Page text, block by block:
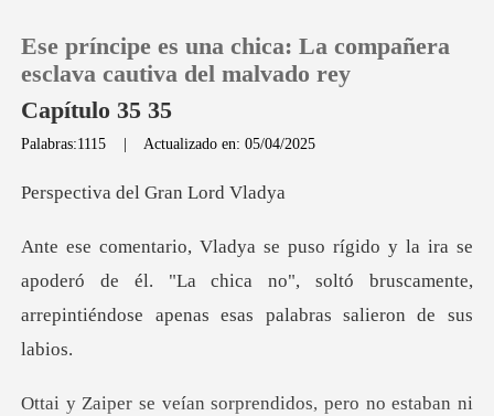
Historia
Salir
Ese príncipe es una chica: La compañera
esclava cautiva del malvado rey
Capítulo 35 35
Palabras:1115 | Actualizado en: 05/04/2025
a del Gran
apoderó de él. "La chica no", soltó bruscamente,
arrepi
didos, pero no estaban ni